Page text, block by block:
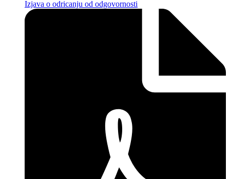
Izjava o odricanju od odgovornosti